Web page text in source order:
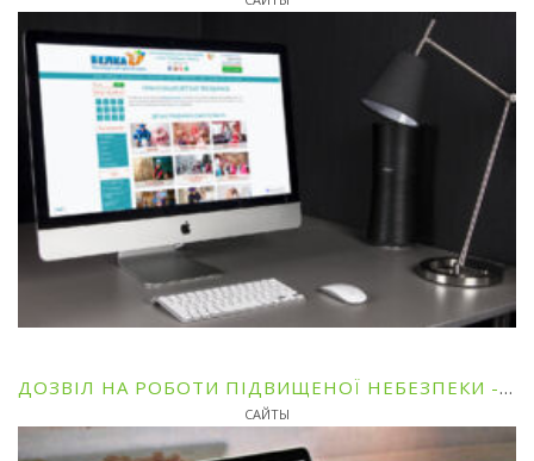
ДОЗВІЛ НА РОБОТИ ПІДВИЩЕНОЇ НЕБЕЗПЕКИ - ТОВ ПРОФТЕХЕКСПЕРТИЗА
САЙТЫ